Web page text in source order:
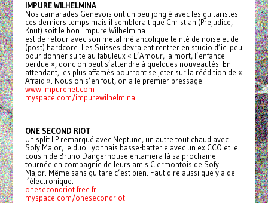
IMPURE WILHELMINA
Nos camarades Genevois ont un peu jonglé avec les guitaristes
ces derniers temps mais il semblerait que Christian (Prejudice,
Knut) soit le bon. Impure Wilhelmina
est de retour avec son metal mélancolique teinté de noise et de
(post) hardcore. Les Suisses devraient rentrer en studio d’ici peu
pour donner suite au fabuleux « L’Amour, la mort, l’enfance
perdue », donc on peut s’attendre à quelques nouveautés. En
attendant, les plus affamés pourront se jeter sur la réédition de «
Afraid ». Nous on s’en fout, on a le premier pressage.
www.impurenet.com
myspace.com/impurewilhelmina
ONE SECOND RIOT
Un split LP remarqué avec Neptune, un autre tout chaud avec
Sofy Major, le duo Lyonnais basse-batterie avec un ex CCO et le
cousin de Bruno Dangerhouse entamera là sa prochaine
tournée en compagnie de leurs amis Clermontois de Sofy
Major. Même sans guitare c’est bien. Faut dire aussi que y a de
l’électronique.
onesecondriot.free.fr
myspace.com/onesecondriot